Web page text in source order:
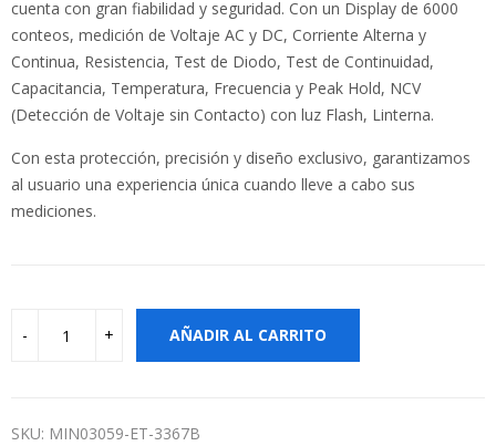
cuenta con gran fiabilidad y seguridad. Con un Display de 6000
conteos, medición de Voltaje AC y DC, Corriente Alterna y
Continua, Resistencia, Test de Diodo, Test de Continuidad,
Capacitancia, Temperatura, Frecuencia y Peak Hold, NCV
(Detección de Voltaje sin Contacto) con luz Flash, Linterna.
Con esta protección, precisión y diseño exclusivo, garantizamos
al usuario una experiencia única cuando lleve a cabo sus
mediciones.
AÑADIR AL CARRITO
SKU: MIN03059-ET-3367B